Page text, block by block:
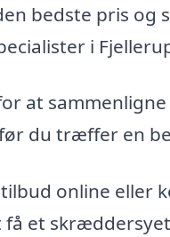
bedste pris
i
at
du træffer en
online eller
et